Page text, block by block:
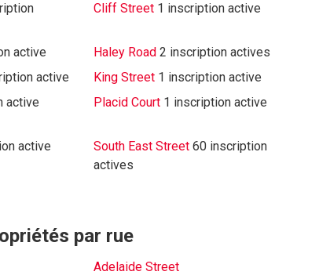
Cliff Street 1 inscription active
active Haley Road 2 inscription actives
active King Street 1 inscription active
active Placid Court 1 inscription active
active South East Street 60 inscription
actives
par rue
Adelaide Street